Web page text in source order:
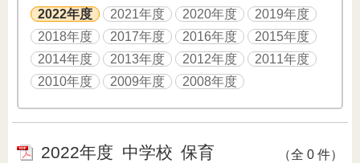
2022年度
2021年度 2020年度
2019年度
2018年度
2017年度 2016年度
2015年度
2014年度
2013年度 2012年度
2011年度
2010年度
2009年度 2008年度
2022年度 中学校 保育 （全 0 件）